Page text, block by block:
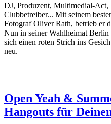
DJ, Produzent, Multimedial-Act,
Clubbetreiber... Mit seinem
Fotograf Oliver Rath, betrieb er
Nun in seiner Wahlheimat
sich einen roten Strich ins
neu.
Open Yeah &
Hangouts für